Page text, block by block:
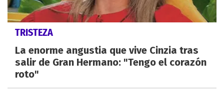
TRISTEZA
La enorme angustia que vive Cinzia tras
salir de Gran Hermano: "Tengo el corazón
roto"